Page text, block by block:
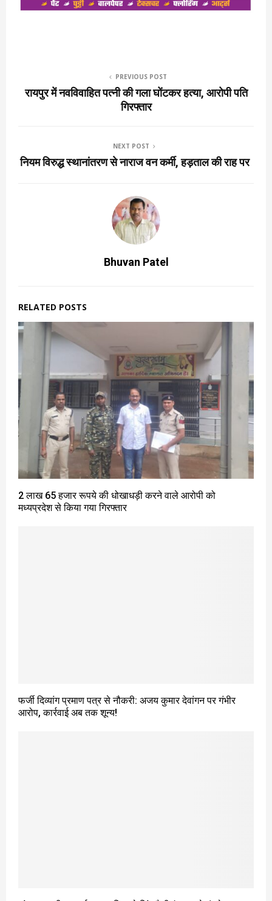
PREVIOUS POST
रायपुर में नवविवाहित पत्नी की गला घोंटकर हत्या, आरोपी पति
गिरफ्तार
NEXT POST
नियम विरुद्ध स्थानांतरण से नाराज वन कर्मी, हड़ताल की राह पर
Bhuvan Patel
RELATED POSTS
2 लाख 65 हजार रूपये की धोखाधड़ी करने वाले आरोपी को
मध्यप्रदेश से किया गया गिरफ्तार
फर्जी दिव्यांग प्रमाण पत्र से नौकरी: अजय कुमार देवांगन पर गंभीर
आरोप, कार्रवाई अब तक शून्य!